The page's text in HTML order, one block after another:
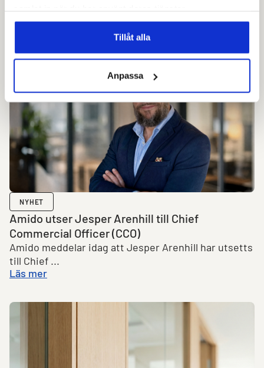
Tillåt alla
Anpassa
NYHET
Amido utser Jesper Arenhill till Chief
Commercial Officer (CCO)
Amido meddelar idag att Jesper Arenhill har utsetts
till Chief ...
Läs mer